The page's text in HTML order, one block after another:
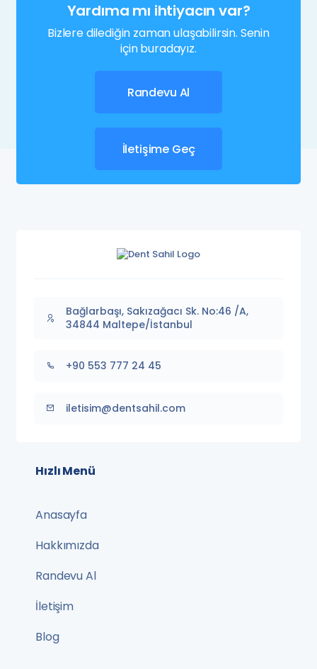
Yardıma mı ihtiyacın var?
Bizlere dilediğin zaman ulaşabilirsin. Senin
için buradayız.
Randevu Al
İletişime Geç
Bağlarbaşı, Sakızağacı Sk. No:46 /A,
34844 Maltepe/İstanbul
+90 553 777 24 45
iletisim@dentsahil.com
Hızlı Menü
Anasayfa
Hakkımızda
Randevu Al
İletişim
Blog